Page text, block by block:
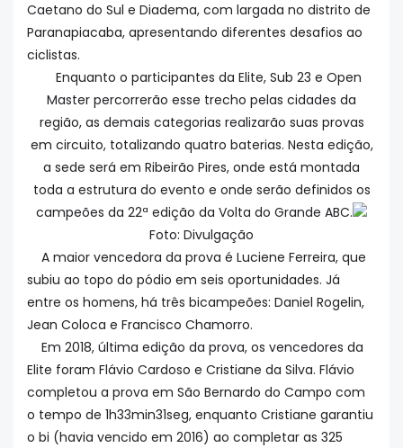
Caetano do Sul e Diadema, com largada no distrito de
Paranapiacaba, apresentando diferentes desafios ao
ciclistas.
Enquanto o participantes da Elite, Sub 23 e Open
Master percorrerão esse trecho pelas cidades da
região, as demais categorias realizarão suas provas
em circuito, totalizando quatro baterias. Nesta edição,
a sede será em Ribeirão Pires, onde está montada
toda a estrutura do evento e onde serão definidos os
campeões da 22ª edição da Volta do Grande ABC.
Foto: Divulgação
A maior vencedora da prova é Luciene Ferreira, que
subiu ao topo do pódio em seis oportunidades. Já
entre os homens, há três bicampeões: Daniel Rogelin,
Jean Coloca e Francisco Chamorro.
Em 2018, última edição da prova, os vencedores da
Elite foram Flávio Cardoso e Cristiane da Silva. Flávio
completou a prova em São Bernardo do Campo com
o tempo de 1h33min31seg, enquanto Cristiane garantiu
o bi (havia vencido em 2016) ao completar as 325